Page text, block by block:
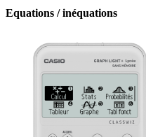
Equations / inéquations